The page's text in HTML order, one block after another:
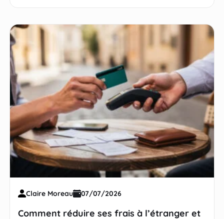
Claire Moreau 07/07/2026
Comment réduire ses frais à l’étranger et